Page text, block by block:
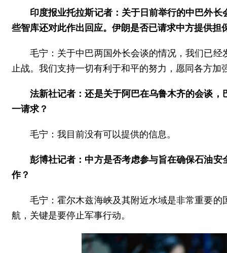
印度报业托拉斯记者：关于日前举行的中巴外
些智库还对此作出回应。伊朗是否已请求中方提供担
毛宁：关于中巴两国外长会谈的情况，我们已
止战。我们支持一切有利于和平的努力，愿同各方
法新社记者：还是关于阿巴在乌鲁木齐的会谈
一请求？
毛宁：我目前没有可以提供的信息。
彭博社记者：中方是否考虑参与旨在确保石油
作？
毛宁：霍尔木兹海峡及其附近水域是非常重要
航，关键是要停止军事行动。